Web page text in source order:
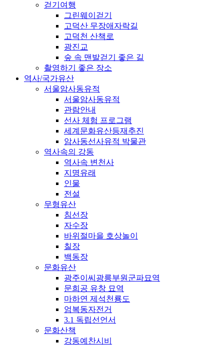
걷기여행
그린웨이걷기
고덕산 무장애자락길
고덕천 산책로
광진교
숲 속 맨발걷기 좋은 길
촬영하기 좋은 장소
역사/국가유산
서울암사동유적
서울암사동유적
관람안내
선사 체험 프로그램
세계문화유산등재추진
암사동선사유적 박물관
역사속의 강동
역사속 변천사
지명유래
인물
전설
무형유산
침선장
자수장
바위절마을 호상놀이
칠장
백동장
문화유산
광주이씨광릉부원군파묘역
문희공 유창 묘역
마하연 제석천룡도
엄복동자전거
3.1 독립선언서
문화산책
강동예찬시비